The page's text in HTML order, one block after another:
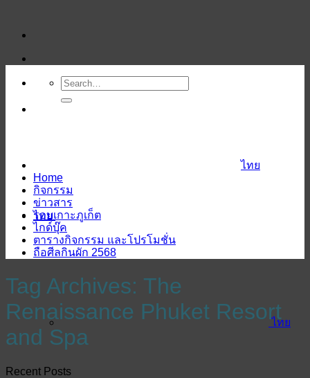
เนื้อหา
ไทย
ไทย
ไทย
Home
กิจกรรม
ข่าวสาร
รอบเกาะภูเก็ต
ไกด์บุ๊ค
ตารางกิจกรรม และโปรโมชั่น
ถือศีลกินผัก 2568
Tag Archives: The
Renaissance Phuket Resort
and Spa
Recent Posts